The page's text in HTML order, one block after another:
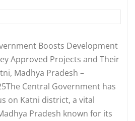
Boosts Development
Approved Projects and Their
Madhya Pradesh –
Central Government has
on Katni district, a vital
Pradesh known for its